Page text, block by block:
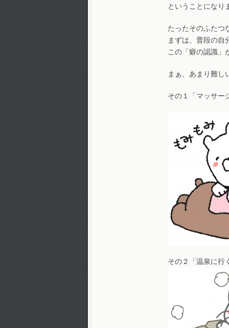
ということになり
たったそのふたつ
まずは、普段の自
この「癖の認識」
まぁ、あまり難し
その１「マッサー
その２「温泉に行